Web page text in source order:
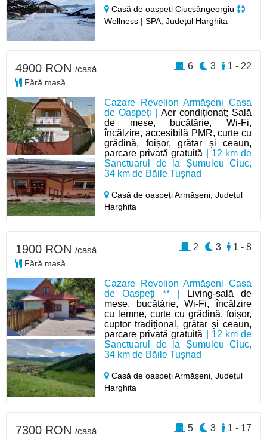
Casă de oaspeți Ciucsângeorgiu
Wellness | SPA, Județul Harghita
Cazare Revelion Armășeni Casa
de Oaspeți | Aer condiționat; Sală
de mese, bucătărie, Wi-Fi,
încălzire, accesibilă PMR, curte cu
grădină, foișor, grătar și ceaun,
parcare privată gratuită | 12 km de
Sanctuarul de la Șumuleu Ciuc,
34 km de Băile Tușnad
Casă de oaspeți Armășeni,Județul
Harghita
4900 RON /casă
Fără masă
1 - 22
3
6
Cazare Revelion Armășeni Casa
de Oaspeți ** |
Living-sală de
mese, bucătărie, Wi-Fi, încălzire
cu lemne, curte cu grădină, foișor,
cuptor tradițional, grătar și ceaun,
parcare privată gratuită | 12 km de
Sanctuarul de la Șumuleu Ciuc,
34 km de Băile Tușnad
Casă de oaspeți Armășeni,Județul
Harghita
1900 RON /casă
Fără masă
1 - 8
3
2
7300 RON /casă 1 - 17
3
5